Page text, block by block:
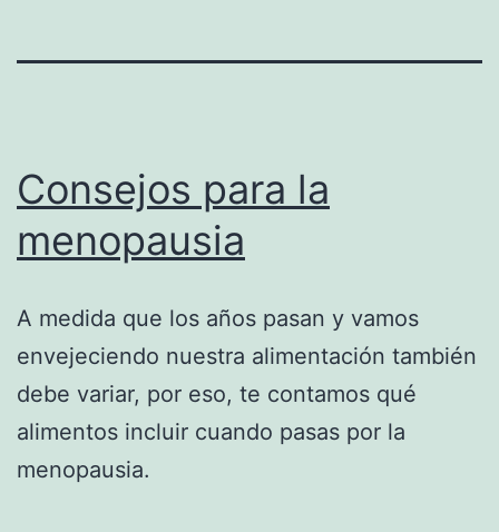
Consejos para la
menopausia
A medida que los años pasan y vamos
envejeciendo nuestra alimentación también
debe variar, por eso, te contamos qué
alimentos incluir cuando pasas por la
menopausia.